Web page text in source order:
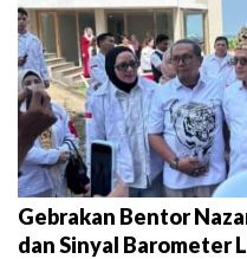
Gebrakan Bentor
dan Sinyal Barometer